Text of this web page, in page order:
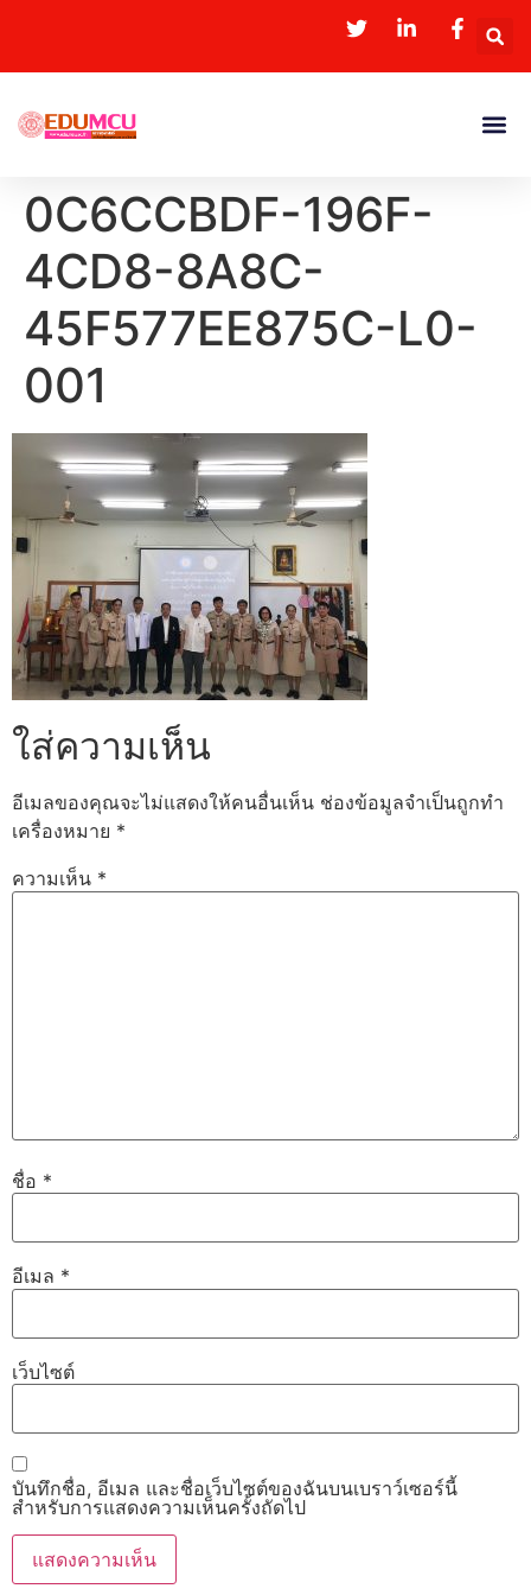
0C6CCBDF-196F-
4CD8-8A8C-
45F577EE875C-L0-
001
ใส่ความเห็น
อีเมลของคุณจะไม่แสดงให้คนอื่นเห็น ช่องข้อมูลจำเป็นถูกทำ
เครื่องหมาย *
ความเห็น *
ชื่อ *
อีเมล *
เว็บไซต์
บันทึกชื่อ, อีเมล และชื่อเว็บไซต์ของฉันบนเบราว์เซอร์นี้
สำหรับการแสดงความเห็นครั้งถัดไป